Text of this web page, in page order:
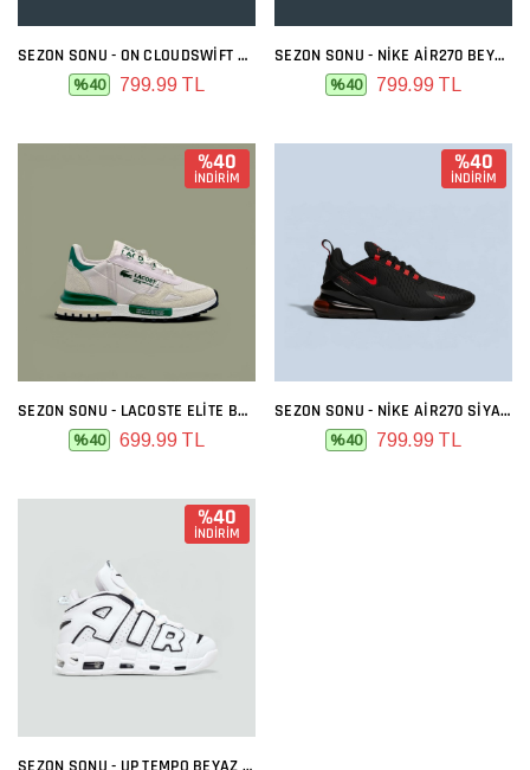
SEZON SONU - ON CLOUDSWIFT GRI FÜME
%40 799.99 TL
SEZON SONU - NIKE AIR270 BEYAZ SIYAH
%40 799.99 TL
%40
İNDİRİM
SEZON SONU - LACOSTE ELITE BEJ YEŞIL
%40 699.99 TL
%40
İNDİRİM
SEZON SONU - NIKE AIR270 SIYAH KIRMIZI
%40 799.99 TL
%40
İNDİRİM